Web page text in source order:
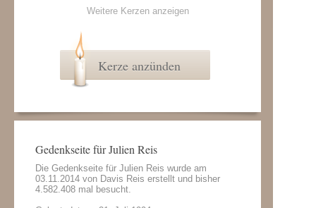
Weitere Kerzen anzeigen
Kerze anzünden
Gedenkseite für Julien Reis
Die Gedenkseite für Julien Reis wurde am
03.11.2014 von Davis Reis erstellt und bisher
4.582.408 mal besucht.